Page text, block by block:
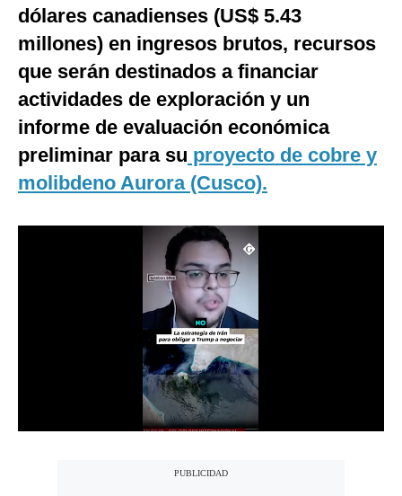
Mix
G de Gestión
Podcast
Gestión TV
Condiciones
dólares canadienses (US$ 5.43
millones) en ingresos brutos, recursos
que serán destinados a financiar
actividades de exploración y un
informe de evaluación económica
preliminar para su proyecto de cobre y
molibdeno Aurora (Cusco).